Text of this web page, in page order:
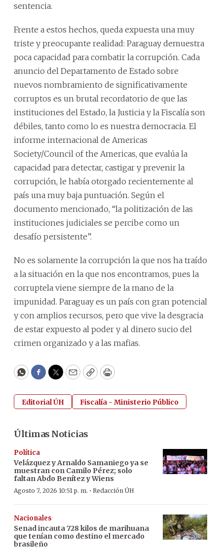
sentencia.
Frente a estos hechos, queda expuesta una muy
triste y preocupante realidad: Paraguay demuestra
poca capacidad para combatir la corrupción. Cada
anuncio del Departamento de Estado sobre
nuevos nombramiento de significativamente
corruptos es un brutal recordatorio de que las
instituciones del Estado, la Justicia y la Fiscalía son
débiles, tanto como lo es nuestra democracia. El
informe internacional de Americas
Society/Council of the Americas, que evalúa la
capacidad para detectar, castigar y prevenir la
corrupción, le había otorgado recientemente al
país una muy baja puntuación. Según el
documento mencionado, “la politización de las
instituciones judiciales se percibe como un
desafío persistente”.
No es solamente la corrupción la que nos ha traído
a la situación en la que nos encontramos, pues la
corruptela viene siempre de la mano de la
impunidad. Paraguay es un país con gran potencial
y con amplios recursos, pero que vive la desgracia
de estar expuesto al poder y al dinero sucio del
crimen organizado y a las mafias.
WhatsApp
Facebook
Twitter
EmailCopyPrint
Editorial ÚH Fiscalía - Ministerio Público
Últimas Noticias
Política
Velázquez y Arnaldo Samaniego ya se
muestran con Camilo Pérez; solo
faltan Abdo Benítez y Wiens
Agosto 7, 2026 10:51 p. m. · Redacción ÚH
Nacionales
Senad incauta 728 kilos de marihuana
que tenían como destino el mercado
brasileño